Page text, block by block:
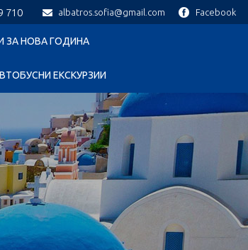
710 albatros.sofia@gmail.com Facebook
ЗА НОВА ГОДИНА
ЕКСКУРЗИИ